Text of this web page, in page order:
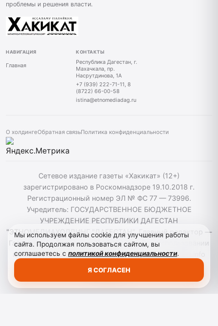
проблемы и решения власти.
НАВИГАЦИЯ
Главная
КОНТАКТЫ
Республика Дагестан, г.
Махачкала, пр.
Насрутдинова, 1А
+7 (939) 222-71-11, 8
(8722) 66-00-58
istina@etnomediadag.ru
О холдингеОбратная связьПолитика конфиденциальности
Сетевое издание газеты «Хакикат» (12+)
зарегистрировано в Роскомнадзоре 19.10.2018 г.
Регистрационный номер ЭЛ № ФС 77 — 73996.
Учредитель: ГОСУДАРСТВЕННОЕ БЮДЖЕТНОЕ
УЧРЕЖДЕНИЕ РЕСПУБЛИКИ ДАГЕСТАН
"ЭТНОМЕДИАХОЛДИНГ "ДАГЕСТАН". Главный редактор —
Гасанов Т. М. Телефон: +79392227111. При использовании
материалов сайта активная гиперссылка на hakikat.info
Мы используем файлы cookie для улучшения работы
сайта. Продолжая пользоваться сайтом, вы
соглашаетесь с политикой конфиденциальности.
Я СОГЛАСЕН